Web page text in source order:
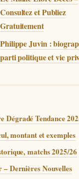
Consultez et Publiez
Gratuitement
Philippe Juvin :
parti politique et vie
Dégradé Tendance
montant et exemples
matchs 2025/26
Dernières Nouvelles